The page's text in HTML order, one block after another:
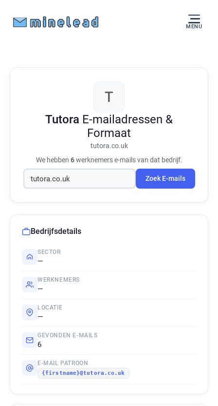
MENU
T
Tutora E-mailadressen &
Formaat
tutora.co.uk
We hebben 6werknemers e-mails van dat bedrijf.
Zoek E-mails
Bedrijfsdetails
SECTOR
—
WERKNEMERS
—
LOCATIE
—
GEVONDEN E-MAILS
6
E-MAIL PATROON
{firstname}@tutora.co.uk